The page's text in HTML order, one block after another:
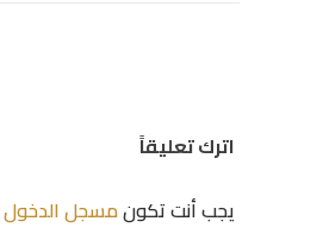
اترك تعليقاً
يجب أنت تكونمسجل الدخول